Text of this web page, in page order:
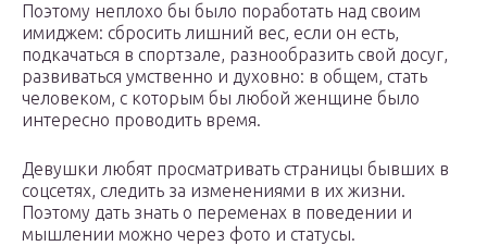
Поэтому неплохо бы было поработать над своим
имиджем: сбросить лишний вес, если он есть,
подкачаться в спортзале, разнообразить свой досуг,
развиваться умственно и духовно: в общем, стать
человеком, с которым бы любой женщине было
интересно проводить время.
Девушки любят просматривать страницы бывших в
соцсетях, следить за изменениями в их жизни.
Поэтому дать знать о переменах в поведении и
мышлении можно через фото и статусы.